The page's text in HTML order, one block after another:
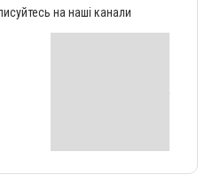
на наші канали